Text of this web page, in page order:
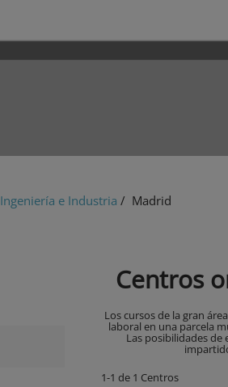
Ingeniería e Industria / Madrid
Centros
Los cursos de la gran
laboral en una parcela
Las posibilidades de
1-1 de 1 Centros